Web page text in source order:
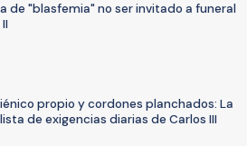
de "blasfemia" no ser invitado a funeral
propio y cordones planchados: La
de exigencias diarias de Carlos III